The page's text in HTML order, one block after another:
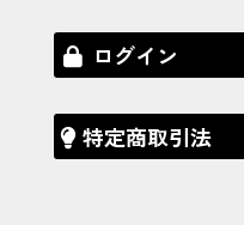
ログイン
特定商取引法